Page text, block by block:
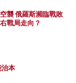
襲 俄羅斯瀕臨戰敗
戰局走向？
治本